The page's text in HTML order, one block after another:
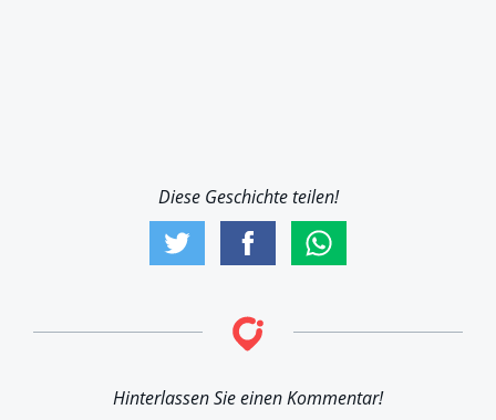
Diese Geschichte teilen!
Hinterlassen Sie einen Kommentar!